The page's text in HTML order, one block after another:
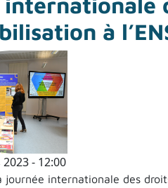
à
- 12:00
journée internationale des